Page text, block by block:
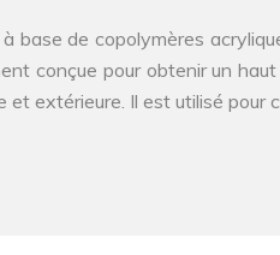
base de copolymères
conçue pour obtenir un
et extérieure. Il est utilisé pour